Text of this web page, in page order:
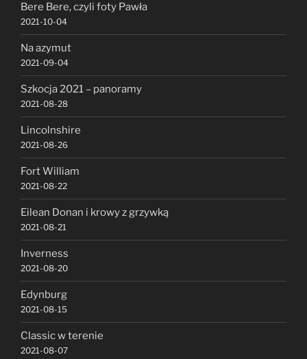
Bere Bere, czyli foty Pawła
2021-10-04
Na azymut
2021-09-04
Szkocja 2021 – panoramy
2021-08-28
Lincolnshire
2021-08-26
Fort William
2021-08-22
Eilean Donan i krowy z grzywką
2021-08-21
Inverness
2021-08-20
Edynburg
2021-08-15
Classic w terenie
2021-08-07